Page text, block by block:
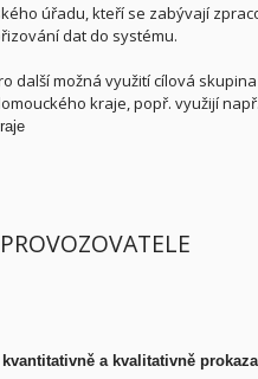
úřadu, kteří se zabývají
dat do systému.
další možná využití cílová
kraje, popř. využijí
a kvalitativně